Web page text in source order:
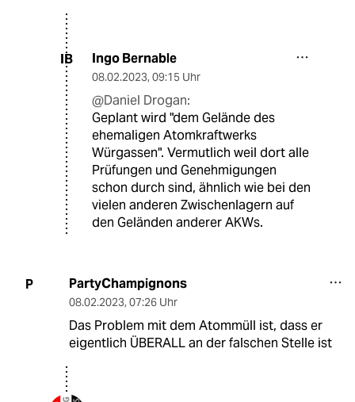
IB Ingo Bernable
08.02.2023, 09:15 Uhr
@Daniel Drogan:
Geplant wird "dem Gelände des
ehemaligen Atomkraftwerks
Würgassen". Vermutlich weil dort alle
Prüfungen und Genehmigungen
schon durch sind, ähnlich wie bei den
vielen anderen Zwischenlagern auf
den Geländen anderer AKWs.
P PartyChampignons
08.02.2023, 07:26 Uhr
Das Problem mit dem Atommüll ist, dass er
eigentlich ÜBERALL an der falschen Stelle ist